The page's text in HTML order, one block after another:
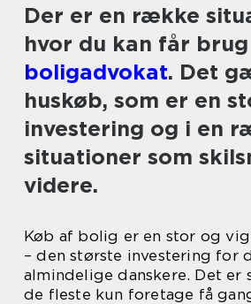
Der er en række
hvor du kan får
boligadvokat. Det
huskøb, som er en
investering og i en
situationer som
videre.
Køb af bolig er en stor og
– den største investering for
almindelige danskere. Det er
de fleste kun foretage få